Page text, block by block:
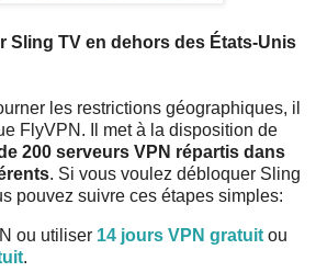
Sling TV en dehors des États-Unis
les restrictions géographiques, il
FlyVPN. Il met à la disposition de
200 serveurs VPN répartis dans
. Si vous voulez débloquer Sling
pouvez suivre ces étapes simples:
ou utiliser 14 jours VPN gratuit ou
.